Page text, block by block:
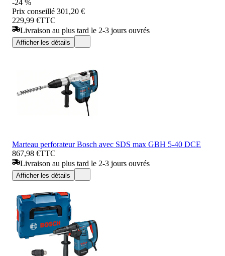
-24 %
Prix conseillé 301,20 €
229,99 €TTC
Livraison au plus tard le 2-3 jours ouvrés
Afficher les détails
Marteau perforateur Bosch avec SDS max GBH 5-40 DCE
867,98 €TTC
Livraison au plus tard le 2-3 jours ouvrés
Afficher les détails